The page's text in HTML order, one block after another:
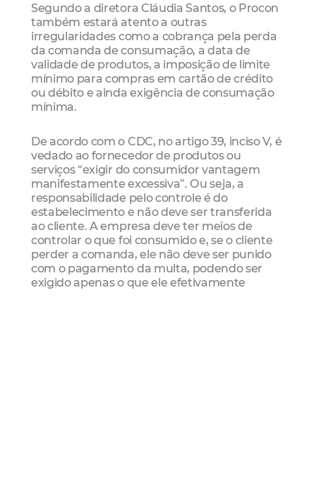
Segundo a diretora Cláudia Santos, o Procon
também estará atento a outras
irregularidades como a cobrança pela perda
da comanda de consumação, a data de
validade de produtos, a imposição de limite
mínimo para compras em cartão de crédito
ou débito e ainda exigência de consumação
mínima.
De acordo com o CDC, no artigo 39, inciso V, é
vedado ao fornecedor de produtos ou
serviços “exigir do consumidor vantagem
manifestamente excessiva”. Ou seja, a
responsabilidade pelo controle é do
estabelecimento e não deve ser transferida
ao cliente. A empresa deve ter meios de
controlar o que foi consumido e, se o cliente
perder a comanda, ele não deve ser punido
com o pagamento da multa, podendo ser
exigido apenas o que ele efetivamente